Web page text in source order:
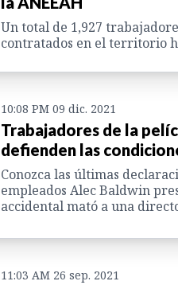
Un total de 1,927
contratados en el territorio
10:08 PM 09 dic. 2021
Trabajadores de la
defienden las
Conozca las últimas
empleados Alec Baldwin
accidental mató a una
11:03 AM 26 sep. 2021